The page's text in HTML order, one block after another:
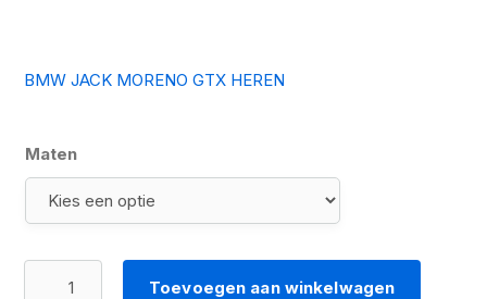
BMW JACK MORENO GTX HEREN
Maten
Toevoegen aan winkelwagen